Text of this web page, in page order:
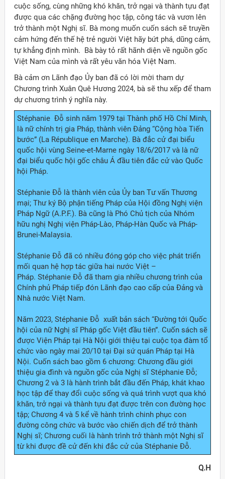
cuộc sống, cùng những khó khăn, trở ngại và thành tựu đạt
được qua các chặng đường học tập, công tác và vươn lên
trở thành một Nghị sĩ. Bà mong muốn cuốn sách sẽ truyền
cảm hứng đến thế hệ trẻ người Việt hãy bứt phá, dũng cảm,
tự khẳng định mình. Bà bày tỏ rất hãnh diện về nguồn gốc
Việt Nam của mình và rất yêu văn hóa Việt Nam.
Bà cảm ơn Lãnh đạo Ủy ban đã có lời mời tham dự
Chương trình Xuân Quê Hương 2024, bà sẽ thu xếp để tham
dự chương trình ý nghĩa này.
Stéphanie Đỗ sinh năm 1979 tại Thành phố Hồ Chí Minh,
là nữ chính trị gia Pháp, thành viên Đảng “Cộng hòa Tiến
bước” (La République en Marche). Bà đắc cử đại biểu
quốc hội vùng Seine-et-Marne ngày 18/6/2017 và là nữ
đại biểu quốc hội gốc châu Á đầu tiên đắc cử vào Quốc
hội Pháp.
Stéphanie Đỗ là thành viên của Ủy ban Tư vấn Thương
mại; Thư ký Bộ phận tiếng Pháp của Hội đồng Nghị viện
Pháp Ngữ (A.P.F.). Bà cũng là Phó Chủ tịch của Nhóm
hữu nghị Nghị viện Pháp-Lào, Pháp-Hàn Quốc và Pháp-
Brunei-Malaysia.
Stéphanie Đỗ đã có nhiều đóng góp cho việc phát triển
mối quan hệ hợp tác giữa hai nước Việt –
Pháp. Stéphanie Đỗ đã tham gia nhiều chương trình của
Chính phủ Pháp tiếp đón Lãnh đạo cao cấp của Đảng và
Nhà nước Việt Nam.
Năm 2023, Stéphanie Đỗ xuất bản sách “Đường tới Quốc
hội của nữ Nghị sĩ Pháp gốc Việt đầu tiên”. Cuốn sách sẽ
được Viện Pháp tại Hà Nội giới thiệu tại cuộc tọa đàm tổ
chức vào ngày mai 20/10 tại Đại sứ quán Pháp tại Hà
Nội. Cuốn sách bao gồm 6 chương: Chương đầu giới
thiệu gia đình và nguồn gốc của Nghị sĩ Stéphanie Đỗ;
Chương 2 và 3 là hành trình bắt đầu đến Pháp, khát khao
học tập để thay đổi cuộc sống và quá trình vượt qua khó
khăn, trở ngại và thành tựu đạt được trên con đường học
tập; Chương 4 và 5 kể về hành trình chinh phục con
đường công chức và bước vào chiến dịch để trở thành
Nghị sĩ; Chương cuối là hành trình trở thành một Nghị sĩ
từ khi được đề cử đến khi đắc cử của Stéphanie Đỗ.
Q.H